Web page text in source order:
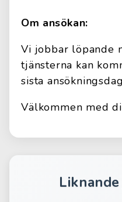
Om ansökan:
Vi jobbar löpande
tjänsterna kan
sista
Välkommen med